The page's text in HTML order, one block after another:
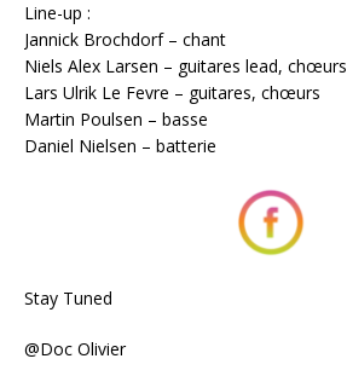
Line-up :
Jannick Brochdorf – chant
Niels Alex Larsen – guitares lead, chœurs
Lars Ulrik Le Fevre – guitares, chœurs
Martin Poulsen – basse
Daniel Nielsen – batterie
Stay Tuned
@Doc Olivier